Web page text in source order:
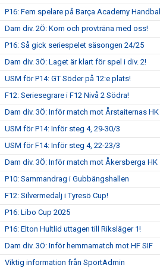
P16: Fem spelare på Barça Academy
Dam div. 2Ö: Kom och provträna med oss!
P16: Så gick seriespelet säsongen 24/25
Dam div. 3Ö: Laget är klart för spel i div. 2!
USM för P14: GT Söder på 12:e plats!
F12: Seriesegrare i F12 Nivå 2 Södra!
Dam div. 3Ö: Inför match mot Årstaiternas HK
USM för P14: Inför steg 4, 29-30/3
USM för F14: Inför steg 4, 22-23/3
Dam div. 3Ö: Inför match mot Åkersberga HK
P10: Sammandrag i Gubbängshallen
F12: Silvermedalj i Tyresö Cup!
P16: Libo Cup 2025
P16: Elton Hultlid uttagen till Riksläger 1!
Dam div. 3Ö: Inför hemmamatch mot HF SIF
Viktig information från SportAdmin